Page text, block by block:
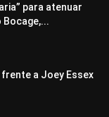
para atenuar
a Joey Essex